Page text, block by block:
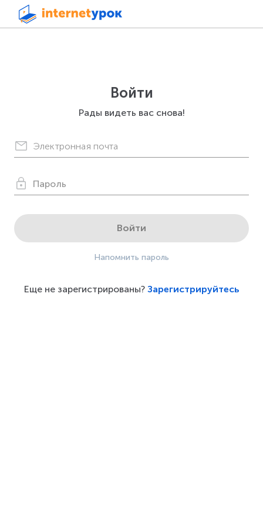
Войти
Рады видеть вас снова!
Войти
Напомнить пароль
Еще не зарегистрированы? Зарегистрируйтесь